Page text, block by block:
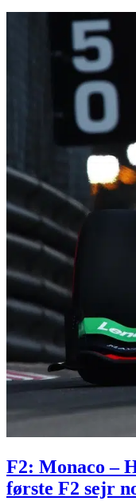
F2: Monaco –
første F2 sejr